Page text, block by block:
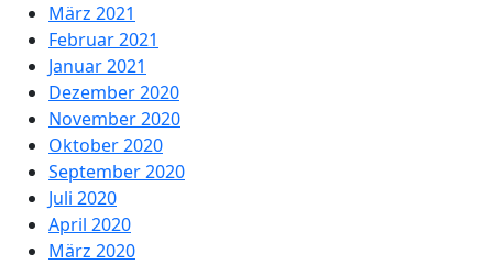
März 2021
Februar 2021
Januar 2021
Dezember 2020
November 2020
Oktober 2020
September 2020
Juli 2020
April 2020
März 2020